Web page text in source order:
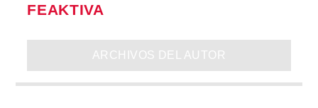
FEAKTIVA
ARCHIVOS DEL AUTOR